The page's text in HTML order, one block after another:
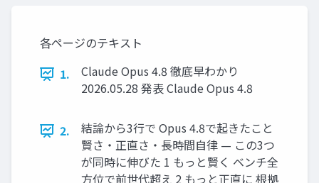
各ページのテキスト
1.
Claude Opus 4.8 徹底早わかり
2026.05.28 発表 Claude Opus 4.8
2.
結論から3行で Opus 4.8で起きたこと
賢さ・正直さ・長時間自律 — この3つ
が同時に伸びた 1 もっと賢く ベンチ全
方位で前世代超え 2 もっと正直に 根拠